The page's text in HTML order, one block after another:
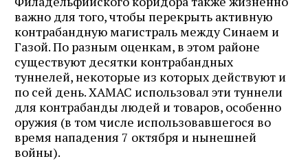
важно для того, чтобы перекрыть активную
контрабандную магистраль между Синаем и
Газой. По разным оценкам, в этом районе
существуют десятки контрабандных
туннелей, некоторые из которых действуют и
по сей день. ХАМАС использовал эти туннели
для контрабанды людей и товаров, особенно
оружия (в том числе использовавшегося во
время нападения 7 октября и нынешней
войны).